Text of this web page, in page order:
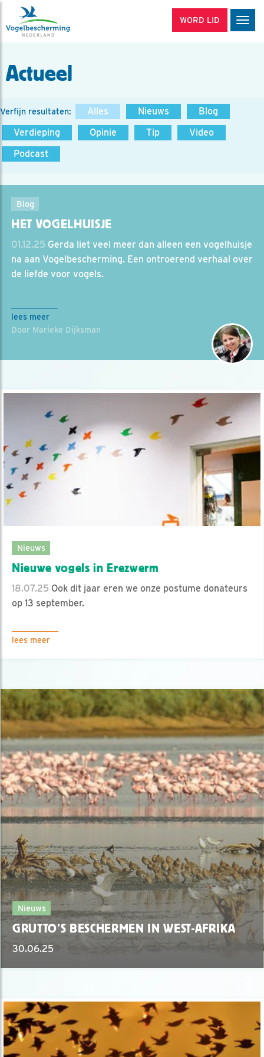
WORD LID
Actueel
Verfijn resultaten: Alles Nieuws
Blog
Verdieping
Opinie Tip
Video
Podcast
Blog
HET VOGELHUISJE
01.12.25 Gerda liet veel meer dan alleen een vogelhuisje
na aan Vogelbescherming. Een ontroerend verhaal over
de liefde voor vogels.
lees meer
Door Marieke Dijksman
Nieuws
Nieuwe vogels in Erezwerm
18.07.25 Ook dit jaar eren we onze postume donateurs
op 13 september.
lees meer
Nieuws
GRUTTO’S BESCHERMEN IN WEST-AFRIKA
30.06.25